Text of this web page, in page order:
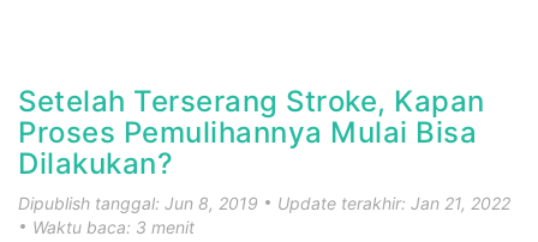
Setelah Terserang Stroke, Kapan
Proses Pemulihannya Mulai Bisa
Dilakukan?
Dipublish tanggal: Jun 8, 2019
Update terakhir: Jan 21, 2022
Waktu baca: 3 menit